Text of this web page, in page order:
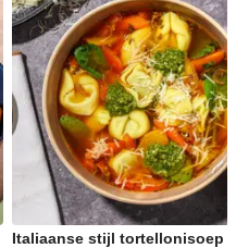
Italiaanse stijl tortellonisoep